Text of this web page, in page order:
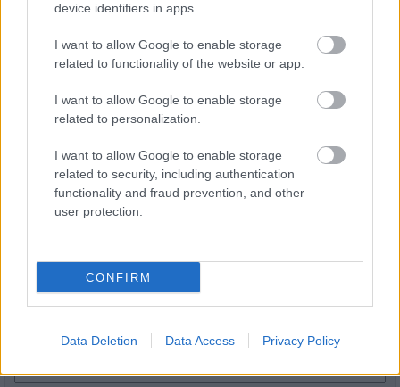
device identifiers in apps.
I want to allow Google to enable storage
related to functionality of the website or app.
I want to allow Google to enable storage
related to personalization.
I want to allow Google to enable storage
related to security, including authentication
functionality and fraud prevention, and other
user protection.
CONFIRM
Data Deletion Data Access Privacy Policy
Látlelet a hazai víziközművekről?
Egyetlen, fél évszázados vezetéken
Épített öröksége megújításával is készül
Mohács a csata ötszázadik
évfordulójára
HÍRLEVÉL